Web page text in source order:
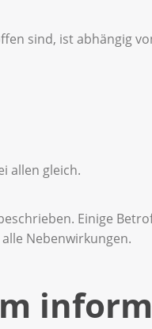
sind, ist abhängig
allen gleich.
Einige
Nebenwirkungen.